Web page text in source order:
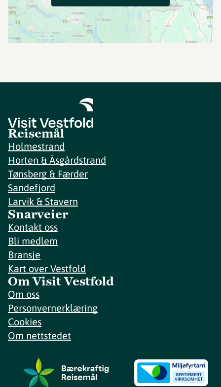
Reisemål
Holmestrand
Horten & Åsgårdstrand
Tønsberg & Færder
Sandefjord
Larvik & Stavern
Snarveier
Kontakt oss
Bli medlem
Bransje
Kart over Vestfold
Om Visit Vestfold
Om oss
Personvernerklæring
Cookies
Om nettstedet